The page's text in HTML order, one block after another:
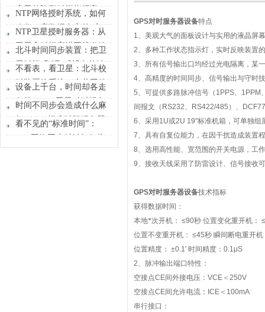
一”
房里的隐形时间指挥官
NTP网络授时系统，如何
稳住一座数据中心的“心
跳”？
NTP卫星授时服务器：从
卫星拿时间塞进网线发给
设备
北斗时间同步装置：把卫
星时间“翻译”成设备能读
懂的信号
不看表，看卫星：北斗校
时装置给系统一个共同的
时间原点
设备上千台，时间却各走
各的？GPS卫星对时服务
器能做什么？
时间不同步会造成什么麻
烦？GPS标准时间服务器
解决的不只是校时
看不见的“标准时间”：
GPS网络同步时钟如何为
GPS对时服务器设备特点
1、美观大气的面板设计与实用的液晶屏
2、多种工作状态指示灯，实时反映装置
3、所有信号输出口均经过光电隔离 ，某
4、高精度的时间同步、信号输出与守时
5、可提供多路脉冲信号（ 1PPS、 1PPM
间报文（ RS232、 RS422/485 ）、
DCF77
6、采用 1U或2U 19"标准机箱，可单独组
7、具有自复位能力，在因干扰造成装置
8、选用高性能、宽范围的开关电源，工
9、接收天线采用了防雷设计、信号接收
GPS对时服务器设备技术指标
获得数据时间：
本地*次开机： ≤90秒 位置变化重开机：
位置不变重开机： ≤45秒 瞬间断电重开机
位置精度： ±0.1' 时间精度： 0.1μS
2、脉冲输出端口特性：
空接点CE间外接电压： VCE ＜ 250V
空接点CE间允许电流： ICE ＜ 100mA
串行接口：